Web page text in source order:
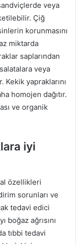
veya
Çiğ
korunmasını
miktarda
saplarından
veya
yapraklarını
homojen dağıtır.
ve organik
iyi
özellikleri
sorunları ve
tedavi edici
ağrısını
tıbbi tedavi